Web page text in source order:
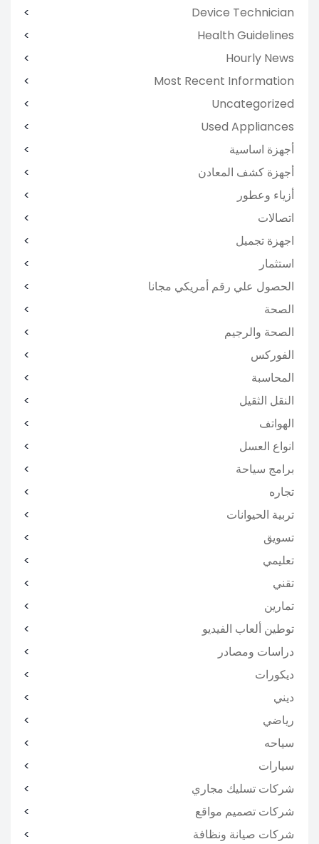
Device Technician
Health Guidelines
Hourly News
Most Recent Information
Uncategorized
Used Appliances
أجهزة اساسية
أجهزة كشف المعادن
أزياء وعطور
اتصالات
اجهزة تجميل
استثمار
الحصول علي رقم أمريكي مجانا
الصحة
الصحة والرجيم
الفوركس
المحاسبة
النقل الثقيل
الهواتف
انواع العسل
برامج سياحة
تجاره
تربية الحيوانات
تسويق
تعليمي
تقني
تمارين
توطين ألعاب الفيديو
دراسات ومصادر
ديكورات
ديني
رياضي
سياحه
سيارات
شركات تسليك مجاري
شركات تصميم مواقع
شركات صيانة ونظافة